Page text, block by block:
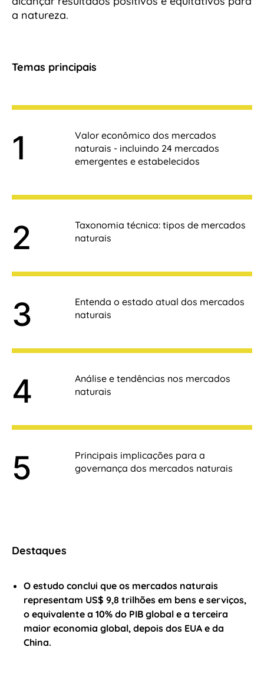
a natureza.
Temas principais
Valor econômico dos mercados
naturais - incluindo 24 mercados
emergentes e estabelecidos
Taxonomia técnica: tipos de mercados
naturais
Entenda o estado atual dos mercados
naturais
Análise e tendências nos mercados
naturais
Principais implicações para a
governança dos mercados naturais
Destaques
O estudo conclui que os mercados naturais
representam US$ 9,8 trilhões em bens e serviços,
o equivalente a 10% do PIB global e a terceira
maior economia global, depois dos EUA e da
China.